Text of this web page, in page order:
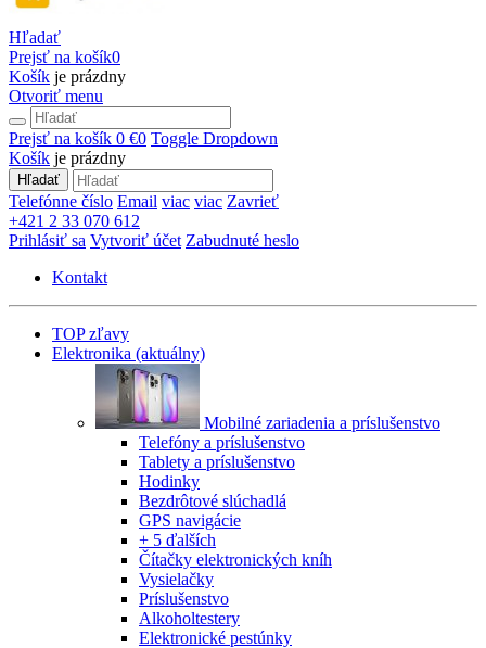
Hľadať
Prejsť na košík0
Košík je prázdny
Otvoriť menu
Prejsť na košík 0 €0 Toggle Dropdown
Košík je prázdny
Hľadať
Telefónne číslo Email viac viac Zavrieť
+421 2 33 070 612
Prihlásiť sa Vytvoriť účet Zabudnuté heslo
Kontakt
TOP zľavy
Elektronika (aktuálny)
Mobilné zariadenia a príslušenstvo
Telefóny a príslušenstvo
Tablety a príslušenstvo
Hodinky
Bezdrôtové slúchadlá
GPS navigácie
+ 5 ďalších
Čítačky elektronických kníh
Vysielačky
Príslušenstvo
Alkoholtestery
Elektronické pestúnky